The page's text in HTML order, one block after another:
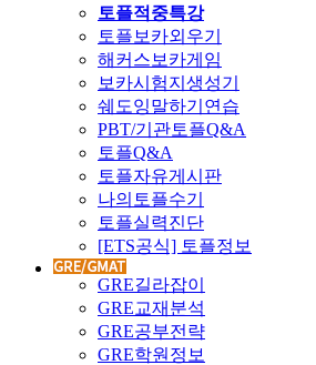
토플적중특강
토플보카외우기
해커스보카게임
보카시험지생성기
쉐도잉말하기연습
PBT/기관토플Q&A
토플Q&A
토플자유게시판
나의토플수기
토플실력진단
[ETS공식] 토플정보
GRE길라잡이
GRE교재분석
GRE공부전략
GRE학원정보